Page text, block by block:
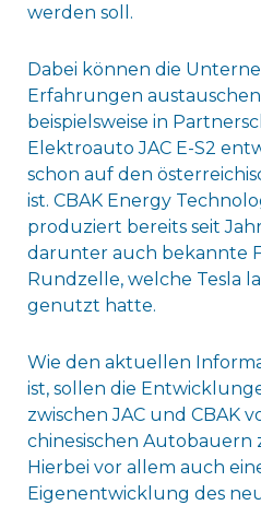
werden soll.
Dabei können die
Erfahrungen
beispielsweise in
Elektroauto JAC E-S2
schon auf den
ist. CBAK Energy
produziert bereits seit
darunter auch bekannte
Rundzelle, welche Tesla
genutzt hatte.
Wie den aktuellen
ist, sollen die
zwischen JAC und CBAK
chinesischen Autobauern
Hierbei vor allem auch
Eigenentwicklung des